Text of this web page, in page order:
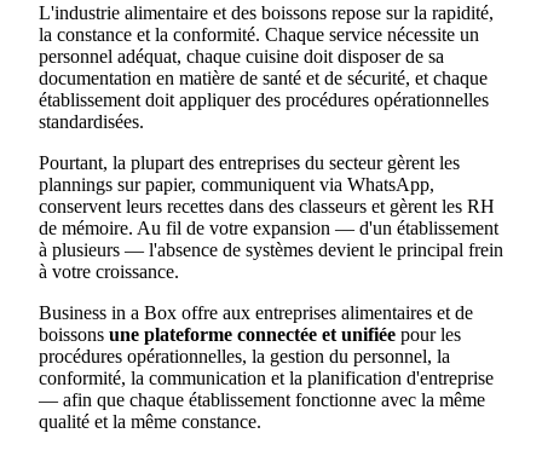
L'industrie alimentaire et des boissons repose sur la rapidité,
la constance et la conformité. Chaque service nécessite un
personnel adéquat, chaque cuisine doit disposer de sa
documentation en matière de santé et de sécurité, et chaque
établissement doit appliquer des procédures opérationnelles
standardisées.
Pourtant, la plupart des entreprises du secteur gèrent les
plannings sur papier, communiquent via WhatsApp,
conservent leurs recettes dans des classeurs et gèrent les RH
de mémoire. Au fil de votre expansion — d'un établissement
à plusieurs — l'absence de systèmes devient le principal frein
à votre croissance.
Business in a Box offre aux entreprises alimentaires et de
boissons une plateforme connectée et unifiée pour les
procédures opérationnelles, la gestion du personnel, la
conformité, la communication et la planification d'entreprise
— afin que chaque établissement fonctionne avec la même
qualité et la même constance.